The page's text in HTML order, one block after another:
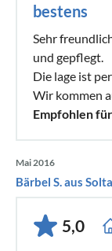
bestens
Sehr
und gepflegt.
Die lage ist
Wir kommen
Empfohlen für
Mai 2016
Bärbel S. aus
5,0